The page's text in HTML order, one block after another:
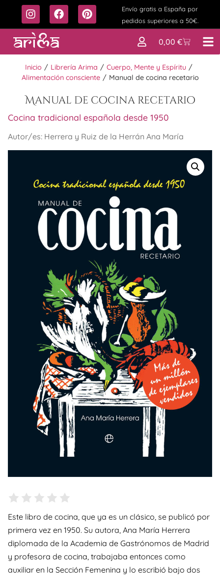
Envío gratis a España por
pedidos superiores a 50€.
0,00 €
Inicio / Librería Arima / Cuerpo, Mente y Espíritu /
Alimentación consciente / Manual de cocina recetario
Manual de cocina recetario
Cocina tradicional española desde 1950
Autor/es: Herrera y Ruiz de la Herrán Ana María
Este libro de cocina, que ya es un clásico, se publicó por
primera vez en 1950. Su autora, Ana María Herrera
diplomada de la Academia de Gastrónomos de Madrid
y profesora de cocina, trabajaba entonces como
auxiliar en la Sección Femenina y lo escribió bajo dos